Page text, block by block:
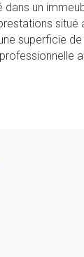
dans un
situé
superficie